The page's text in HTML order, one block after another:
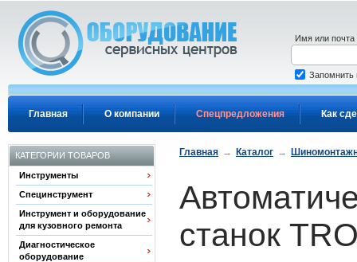
Главная О компании Спецпредложения Как
Имя или почта
Запомнить
КАТЕГОРИИ ТОВАРОВ
Инструменты
Специнструмент
Инструмент и оборудование
для кузовного ремонта
Диагностическое
оборудование
Главная → Каталог →
станок